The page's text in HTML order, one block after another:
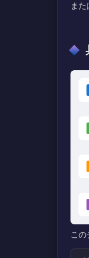
また
この